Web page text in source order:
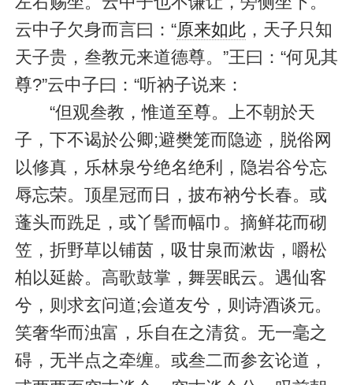
云中子欠身而言曰：“原来如此，天子只知
天子贵，叁教元来道德尊。”王曰：“何见其
尊?”云中子曰：“听衲子说来：
“但观叁教，惟道至尊。上不朝於天
子，下不谒於公卿;避樊笼而隐迹，脱俗网
以修真，乐林泉兮绝名绝利，隐岩谷兮忘
辱忘荣。顶星冠而日，披布衲兮长春。或
蓬头而跣足，或丫髻而幅巾。摘鲜花而砌
笠，折野草以铺茵，吸甘泉而漱齿，嚼松
柏以延龄。高歌鼓掌，舞罢眠云。遇仙客
兮，则求玄问道;会道友兮，则诗酒谈元。
笑奢华而浊富，乐自在之清贫。无一毫之
碍，无半点之牵缠。或叁二而参玄论道，